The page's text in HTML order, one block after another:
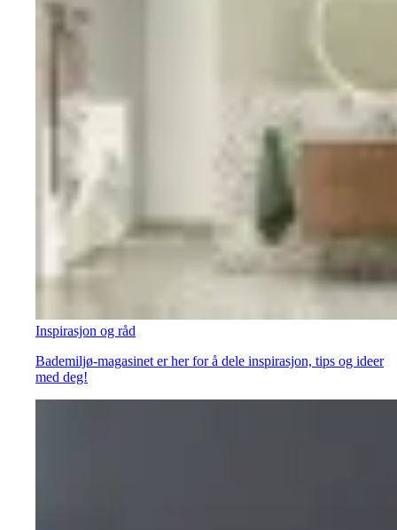
Inspirasjon og råd
Bademiljø-magasinet er her for å dele inspirasjon, tips og ideer
med deg!